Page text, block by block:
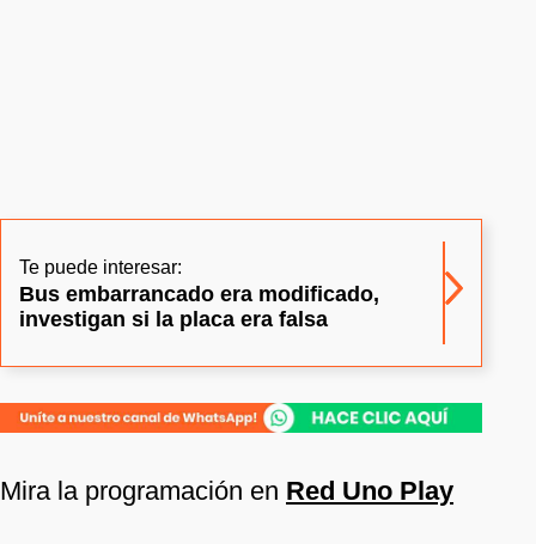
Te puede interesar:
Bus embarrancado era modificado,
investigan si la placa era falsa
Mira la programación en Red Uno Play